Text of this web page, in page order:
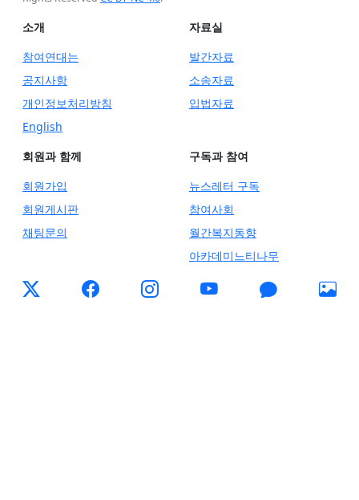
소개
참여연대는
공지사항
개인정보처리방침
English
자료실
발간자료
소송자료
입법자료
회원과 함께
회원가입
회원게시판
채팅문의
구독과 참여
뉴스레터 구독
참여사회
월간복지동향
아카데미느티나무